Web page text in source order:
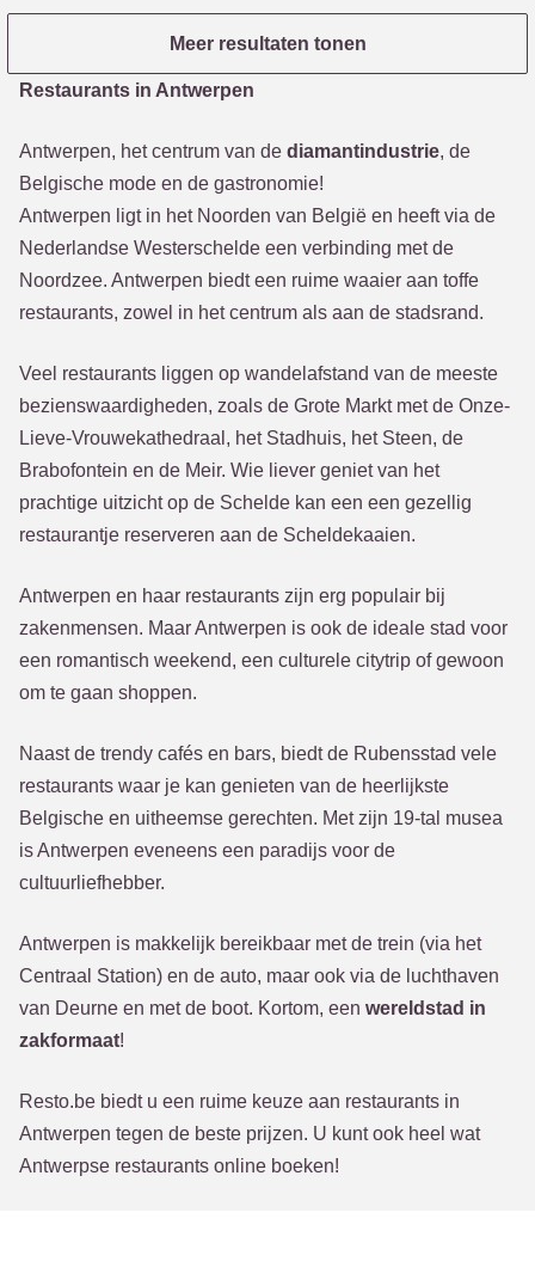
Meer resultaten tonen
Restaurants in Antwerpen
Antwerpen, het centrum van de diamantindustrie, de
Belgische mode en de gastronomie!
Antwerpen ligt in het Noorden van België en heeft via de
Nederlandse Westerschelde een verbinding met de
Noordzee. Antwerpen biedt een ruime waaier aan toffe
restaurants, zowel in het centrum als aan de stadsrand.
Veel restaurants liggen op wandelafstand van de meeste
bezienswaardigheden, zoals de Grote Markt met de Onze-
Lieve-Vrouwekathedraal, het Stadhuis, het Steen, de
Brabofontein en de Meir. Wie liever geniet van het
prachtige uitzicht op de Schelde kan een een gezellig
restaurantje reserveren aan de Scheldekaaien.
Antwerpen en haar restaurants zijn erg populair bij
zakenmensen. Maar Antwerpen is ook de ideale stad voor
een romantisch weekend, een culturele citytrip of gewoon
om te gaan shoppen.
Naast de trendy cafés en bars, biedt de Rubensstad vele
restaurants waar je kan genieten van de heerlijkste
Belgische en uitheemse gerechten. Met zijn 19-tal musea
is Antwerpen eveneens een paradijs voor de
cultuurliefhebber.
Antwerpen is makkelijk bereikbaar met de trein (via het
Centraal Station) en de auto, maar ook via de luchthaven
van Deurne en met de boot. Kortom, een wereldstad in
zakformaat!
Resto.be biedt u een ruime keuze aan restaurants in
Antwerpen tegen de beste prijzen. U kunt ook heel wat
Antwerpse restaurants online boeken!